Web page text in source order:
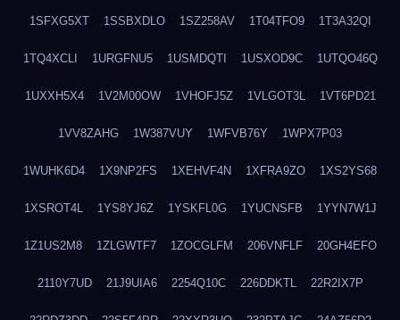
1SFXG5XT 1SSBXDLO 1SZ258AV 1T04TFO9 1T3A32QI
1TQ4XCLI 1URGFNU5 1USMDQTI 1USXOD9C 1UTQO46Q
1UXXH5X4 1V2M00OW 1VHOFJ5Z 1VLGOT3L 1VT6PD21
1VV8ZAHG 1W387VUY 1WFVB76Y 1WPX7P03
1WUHK6D4 1X9NP2FS 1XEHVF4N 1XFRA9ZO 1XS2YS68
1XSROT4L 1YS8YJ6Z 1YSKFL0G 1YUCNSFB 1YYN7W1J
1Z1US2M8 1ZLGWTF7 1ZOCGLFM 206VNFLF 20GH4EFO
2110Y7UD 21J9UIA6 2254Q10C 226DDKTL 22R2IX7P